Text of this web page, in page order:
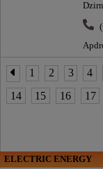
1 2 3 4
14
15 16 17
ELECTRIC ENERGY